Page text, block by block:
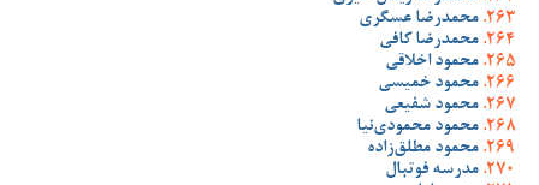
محمدرضا عسگری
محمدرضا کافی
محمود اخلاقی
محمود خمیسی
محمود شفیعی
محمود محمودی‌نیا
محمود مطلق‌زاده
مدرسه فوتبال